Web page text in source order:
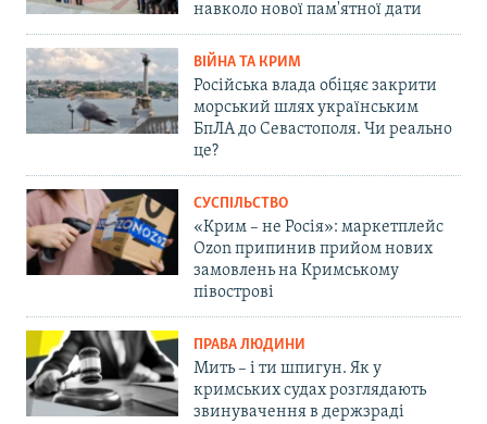
навколо нової пам'ятної дати
ВІЙНА ТА КРИМ
Російська влада обіцяє закрити
морський шлях українським
БпЛА до Севастополя. Чи реально
це?
СУСПІЛЬСТВО
«Крим – не Росія»: маркетплейс
Ozon припинив прийом нових
замовлень на Кримському
півострові
ПРАВА ЛЮДИНИ
Мить – і ти шпигун. Як у
кримських судах розглядають
звинувачення в держзраді